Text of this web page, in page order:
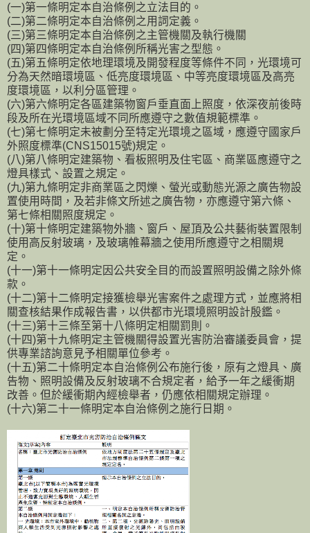
(一)第一條明定本自治條例之立法目的。
(二)第二條明定本自治條例之用詞定義。
(三)第三條明定本自治條例之主管機關及執行機關
(四)第四條明定本自治條例所稱光害之型態。
(五)第五條明定依地理環境及開發程度等條件不同，光環境可
分為天然暗環境區、低亮度環境區、中等亮度環境區及高亮
度環境區，以利分區管理。
(六)第六條明定各區建築物窗戶垂直面上照度，依深夜前後時
段及所在光環境區域不同所應遵守之數值規範標準。
(七)第七條明定未被劃分至特定光環境之區域，應遵守國家戶
外照度標準(CNS15015號)規定。
(八)第八條明定建築物、看板照明及住宅區、商業區應遵守之
燈具樣式、設置之規定。
(九)第九條明定非商業區之閃爍、螢光或動態光源之廣告物設
置使用時間，及若非條文所述之廣告物，亦應遵守第六條、
第七條相關照度規定。
(十)第十條明定建築物外牆、窗戶、屋頂及公共藝術裝置限制
使用高反射玻璃，及玻璃帷幕牆之使用所應遵守之相關規
定。
(十一)第十一條明定因公共安全目的而設置照明設備之除外條
款。
(十二)第十二條明定接獲檢舉光害案件之處理方式，並應將相
關查核結果作成報告書，以供都市光環境照明設計殷鑑。
(十三)第十三條至第十八條明定相關罰則。
(十四)第十九條明定主管機關得設置光害防治審議委員會，提
供專業諮詢意見予相關單位參考。
(十五)第二十條明定本自治條例公布施行後，原有之燈具、廣
告物、照明設備及反射玻璃不合規定者，給予一年之緩衝期
改善。但於緩衝期內經檢舉者，仍應依相關規定辦理。
(十六)第二十一條明定本自治條例之施行日期。